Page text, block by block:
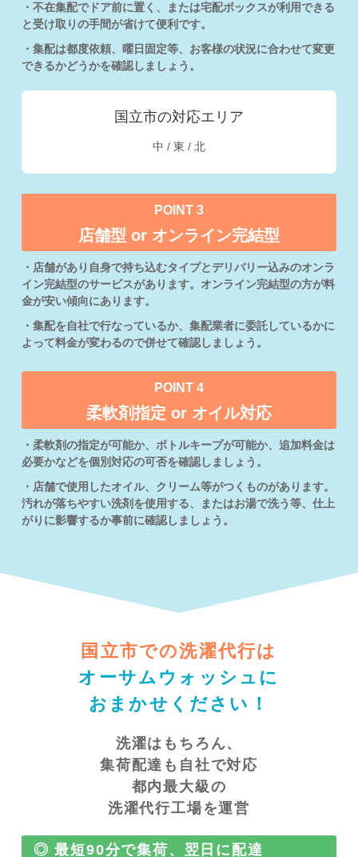
・不在集配でドア前に置く、または宅配ボックスが利用できる
と受け取りの手間が省けて便利です。
・集配は都度依頼、曜日固定等、お客様の状況に合わせて変更
できるかどうかを確認しましょう。
国立市の対応エリア
中 / 東 / 北
POINT 3
店舗型 or オンライン完結型
・店舗があり自身で持ち込むタイプとデリバリー込みのオンラ
イン完結型のサービスがあります。オンライン完結型の方が料
金が安い傾向にあります。
・集配を自社で行なっているか、集配業者に委託しているかに
よって料金が変わるので併せて確認しましょう。
POINT 4
柔軟剤指定 or オイル対応
・柔軟剤の指定が可能か、ボトルキープが可能か、追加料金は
必要かなどを個別対応の可否を確認しましょう。
・店舗で使用したオイル、クリーム等がつくものがあります。
汚れが落ちやすい洗剤を使用する、またはお湯で洗う等、仕上
がりに影響するか事前に確認しましょう。
国立市での洗濯代行は
オーサムウォッシュに
おまかせください！
洗濯はもちろん、
集荷配達も自社で対応
都内最大級の
洗濯代行工場を運営
◎ 最短90分で集荷、翌日に配達